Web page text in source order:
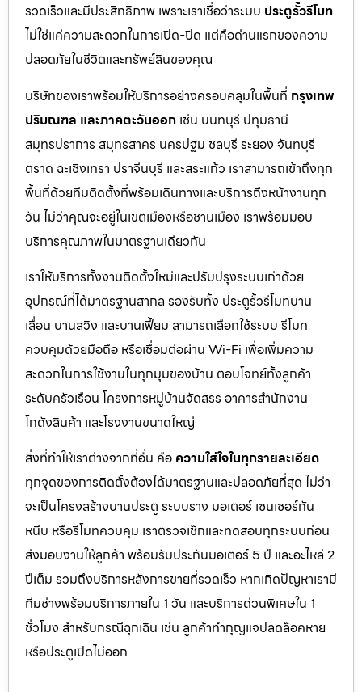
รวดเร็วและมีประสิทธิภาพ เพราะเราเชื่อว่าระบบ ประตูรั้วรีโมท
ไม่ใช่แค่ความสะดวกในการเปิด-ปิด แต่คือด่านแรกของความ
ปลอดภัยในชีวิตและทรัพย์สินของคุณ
บริษัทของเราพร้อมให้บริการอย่างครอบคลุมในพื้นที่ กรุงเทพ
ปริมณฑล และภาคตะวันออก เช่น นนทบุรี ปทุมธานี
สมุทรปราการ สมุทรสาคร นครปฐม ชลบุรี ระยอง จันทบุรี
ตราด ฉะเชิงเทรา ปราจีนบุรี และสระแก้ว เราสามารถเข้าถึงทุก
พื้นที่ด้วยทีมติดตั้งที่พร้อมเดินทางและบริการถึงหน้างานทุก
วัน ไม่ว่าคุณจะอยู่ในเขตเมืองหรือชานเมือง เราพร้อมมอบ
บริการคุณภาพในมาตรฐานเดียวกัน
เราให้บริการทั้งงานติดตั้งใหม่และปรับปรุงระบบเก่าด้วย
อุปกรณ์ที่ได้มาตรฐานสากล รองรับทั้ง ประตูรั้วรีโมทบาน
เลื่อน บานสวิง และบานเฟี้ยม สามารถเลือกใช้ระบบ รีโมท
ควบคุมด้วยมือถือ หรือเชื่อมต่อผ่าน Wi-Fi เพื่อเพิ่มความ
สะดวกในการใช้งานในทุกมุมของบ้าน ตอบโจทย์ทั้งลูกค้า
ระดับครัวเรือน โครงการหมู่บ้านจัดสรร อาคารสำนักงาน
โกดังสินค้า และโรงงานขนาดใหญ่
สิ่งที่ทำให้เราต่างจากที่อื่น คือ ความใส่ใจในทุกรายละเอียด
ทุกจุดของการติดตั้งต้องได้มาตรฐานและปลอดภัยที่สุด ไม่ว่า
จะเป็นโครงสร้างบานประตู ระบบราง มอเตอร์ เซนเซอร์กัน
หนีบ หรือรีโมทควบคุม เราตรวจเช็กและทดสอบทุกระบบก่อน
ส่งมอบงานให้ลูกค้า พร้อมรับประกันมอเตอร์ 5 ปี และอะไหล่ 2
ปีเต็ม รวมถึงบริการหลังการขายที่รวดเร็ว หากเกิดปัญหาเรามี
ทีมช่างพร้อมบริการภายใน 1 วัน และบริการด่วนพิเศษใน 1
ชั่วโมง สำหรับกรณีฉุกเฉิน เช่น ลูกค้าทำกุญแจปลดล็อคหาย
หรือประตูเปิดไม่ออก